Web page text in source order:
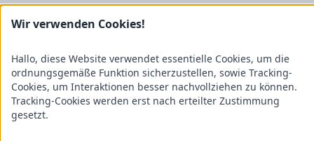
Presse
Kooperation/Zusammenarbeit
Service/Partner
Blogger-Datenbank
Rechtliches
Wir verwenden Cookies!
Hallo, diese Website verwendet essentielle Cookies, um die
ordnungsgemäße Funktion sicherzustellen, sowie Tracking-
Cookies, um Interaktionen besser nachvollziehen zu können.
Tracking-Cookies werden erst nach erteilter Zustimmung
gesetzt.